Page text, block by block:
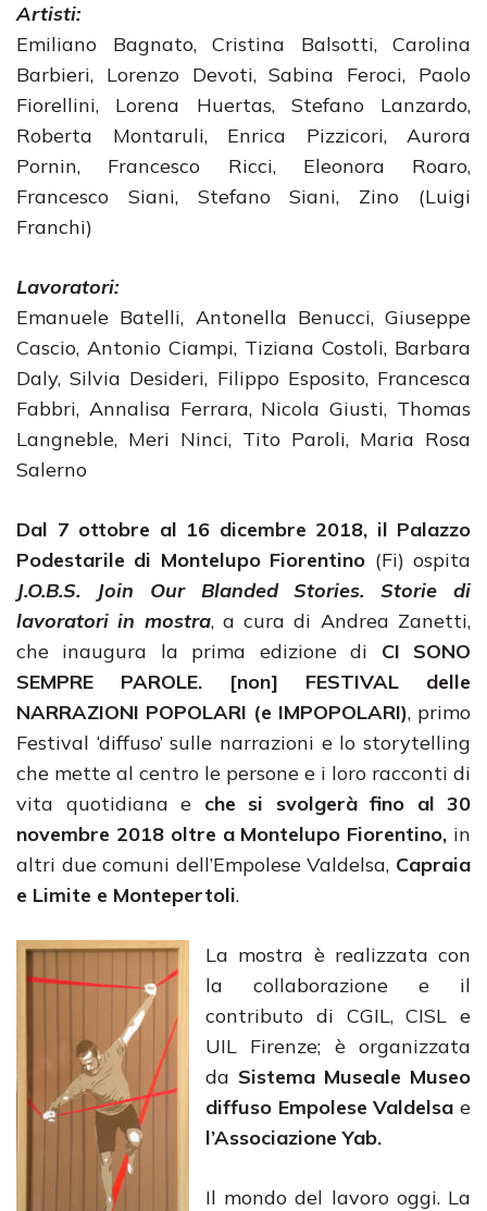
Artisti:
Emiliano Bagnato, Cristina Balsotti, Carolina
Barbieri, Lorenzo Devoti, Sabina Feroci, Paolo
Fiorellini, Lorena Huertas, Stefano Lanzardo,
Roberta Montaruli, Enrica Pizzicori, Aurora
Pornin, Francesco Ricci, Eleonora Roaro,
Francesco Siani, Stefano Siani, Zino (Luigi
Franchi)
Lavoratori:
Emanuele Batelli, Antonella Benucci, Giuseppe
Cascio, Antonio Ciampi, Tiziana Costoli, Barbara
Daly, Silvia Desideri, Filippo Esposito, Francesca
Fabbri, Annalisa Ferrara, Nicola Giusti, Thomas
Langneble, Meri Ninci, Tito Paroli, Maria Rosa
Salerno
Dal 7 ottobre al 16 dicembre 2018, il Palazzo
Podestarile di Montelupo Fiorentino (Fi) ospita
J.O.B.S. Join Our Blanded Stories. Storie di
lavoratori in mostra, a cura di Andrea Zanetti,
che inaugura la prima edizione di CI SONO
SEMPRE PAROLE. [non] FESTIVAL delle
NARRAZIONI POPOLARI (e IMPOPOLARI), primo
Festival ‘diffuso’ sulle narrazioni e lo storytelling
che mette al centro le persone e i loro racconti di
vita quotidiana e che si svolgerà fino al 30
novembre 2018 oltre a Montelupo Fiorentino, in
altri due comuni dell’Empolese Valdelsa, Capraia
e Limite e Montepertoli.
La mostra è realizzata con
la collaborazione e il
contributo di CGIL, CISL e
UIL Firenze; è organizzata
da Sistema Museale Museo
diffuso Empolese Valdelsa e
l’Associazione Yab.
Il mondo del lavoro oggi. La